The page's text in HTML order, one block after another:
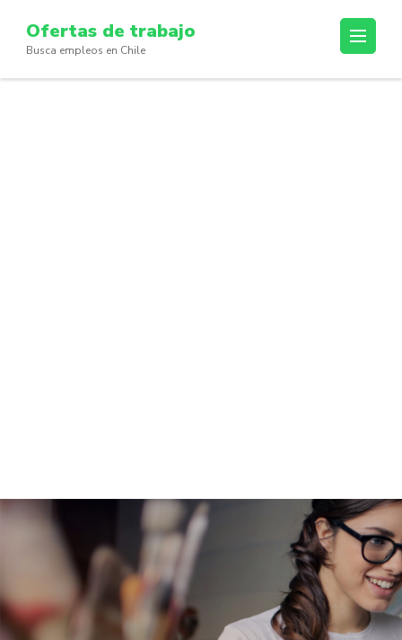
content
(Press
Ofertas de trabajo
Busca empleos en Chile